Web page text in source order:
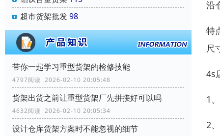
超市货架批发98
带你一起学习重型货架的检修技能
4797阅读 2026-02-10 20:05:48
货架出货之前让重型货架厂先拼接好可以吗
4632阅读 2026-02-10 20:05:34
设计仓库货架方案时不能忽视的细节
沿
特
尺
4s
1
2